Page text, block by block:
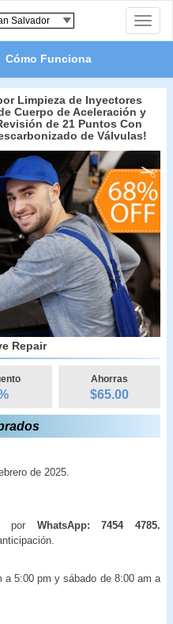
Toggle
Cómo Funciona
Limpieza de Inyectores
Cuerpo de Aceleración y
de 21 Puntos Con
de Válvulas!
Repair
Ahorras
$65.00
de 2025.
por WhatsApp: 7454 4785.
a 5:00 pm y sábado de 8:00 am a